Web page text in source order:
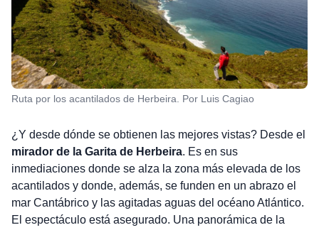
Ruta por los acantilados de Herbeira. Por Luis Cagiao
¿Y desde dónde se obtienen las mejores vistas? Desde el
mirador de la Garita de Herbeira. Es en sus
inmediaciones donde se alza la zona más elevada de los
acantilados y donde, además, se funden en un abrazo el
mar Cantábrico y las agitadas aguas del océano Atlántico.
El espectáculo está asegurado. Una panorámica de la